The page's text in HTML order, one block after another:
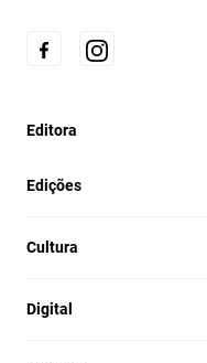
Editora
Edições
Cultura
Digital